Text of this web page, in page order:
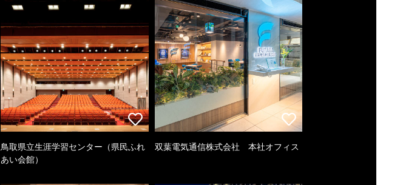
鳥取県立生涯学習センター（県民ふれ
あい会館）
双葉電気通信株式会社 本社オフィス